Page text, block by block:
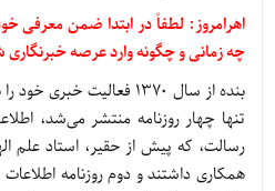
اهرامروز: لطفاً در ابتدا ضمن معرفی
چه زمانی و چگونه وارد عرصه خبرنگاری
بنده از سال 1370 فعالیت
تنها چهار روزنامه منتشر می‌شد،
رسالت، که پیش از حقیر، استاد علم
همکاری داشتند و دوم روزنامه